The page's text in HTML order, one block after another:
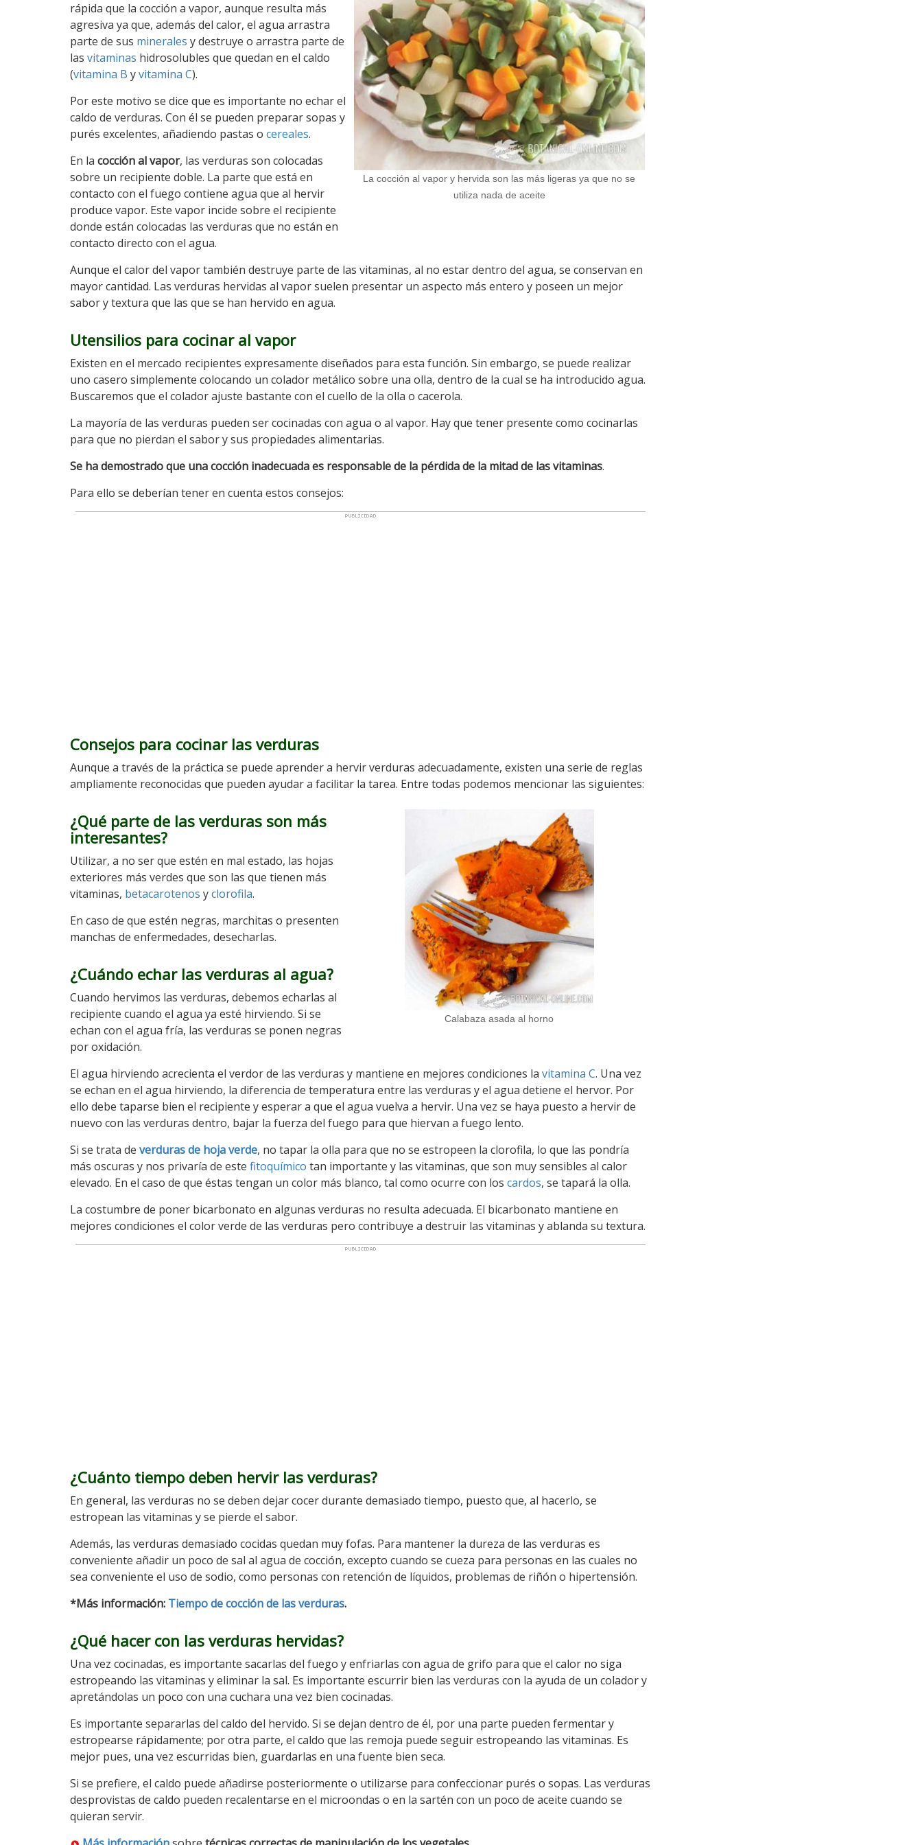
La cocción al vapor y hervida son las más ligeras ya que no se
utiliza nada de aceite
rápida que la cocción a vapor, aunque resulta más
agresiva ya que, además del calor, el agua arrastra
parte de sus minerales y destruye o arrastra parte de
las vitaminas hidrosolubles que quedan en el caldo
(vitamina B yvitamina C).
Por este motivo se dice que es importante no echar el
caldo de verduras. Con él se pueden preparar sopas y
purés excelentes, añadiendo pastas o cereales.
En la cocción al vapor, las verduras son colocadas
sobre un recipiente doble. La parte que está en
contacto con el fuego contiene agua que al hervir
produce vapor. Este vapor incide sobre el recipiente
donde están colocadas las verduras que no están en
contacto directo con el agua.
Aunque el calor del vapor también destruye parte de las vitaminas, al no estar dentro del agua, se conservan en
mayor cantidad. Las verduras hervidas al vapor suelen presentar un aspecto más entero y poseen un mejor
sabor y textura que las que se han hervido en agua.
Utensilios para cocinar al vapor
Existen en el mercado recipientes expresamente diseñados para esta función. Sin embargo, se puede realizar
uno casero simplemente colocando un colador metálico sobre una olla, dentro de la cual se ha introducido agua.
Buscaremos que el colador ajuste bastante con el cuello de la olla o cacerola.
La mayoría de las verduras pueden ser cocinadas con agua o al vapor. Hay que tener presente como cocinarlas
para que no pierdan el sabor y sus propiedades alimentarias.
Se ha demostrado que una cocción inadecuada es responsable de la pérdida de la mitad de las vitaminas.
Para ello se deberían tener en cuenta estos consejos:
Consejos para cocinar las verduras
Aunque a través de la práctica se puede aprender a hervir verduras adecuadamente, existen una serie de reglas
ampliamente reconocidas que pueden ayudar a facilitar la tarea. Entre todas podemos mencionar las siguientes:
Calabaza asada al horno
¿Qué parte de las verduras son más
interesantes?
Utilizar, a no ser que estén en mal estado, las hojas
exteriores más verdes que son las que tienen más
vitaminas, betacarotenos yclorofila.
En caso de que estén negras, marchitas o presenten
manchas de enfermedades, desecharlas.
¿Cuándo echar las verduras al agua?
Cuando hervimos las verduras, debemos echarlas al
recipiente cuando el agua ya esté hirviendo. Si se
echan con el agua fría, las verduras se ponen negras
por oxidación.
El agua hirviendo acrecienta el verdor de las verduras y mantiene en mejores condiciones la vitamina C. Una vez
se echan en el agua hirviendo, la diferencia de temperatura entre las verduras y el agua detiene el hervor. Por
ello debe taparse bien el recipiente y esperar a que el agua vuelva a hervir. Una vez se haya puesto a hervir de
nuevo con las verduras dentro, bajar la fuerza del fuego para que hiervan a fuego lento.
Si se trata de verduras de hoja verde, no tapar la olla para que no se estropeen la clorofila, lo que las pondría
más oscuras y nos privaría de este fitoquímico tan importante y las vitaminas, que son muy sensibles al calor
elevado. En el caso de que éstas tengan un color más blanco, tal como ocurre con los cardos, se tapará la olla.
La costumbre de poner bicarbonato en algunas verduras no resulta adecuada. El bicarbonato mantiene en
mejores condiciones el color verde de las verduras pero contribuye a destruir las vitaminas y ablanda su textura.
¿Cuánto tiempo deben hervir las verduras?
En general, las verduras no se deben dejar cocer durante demasiado tiempo, puesto que, al hacerlo, se
estropean las vitaminas y se pierde el sabor.
Además, las verduras demasiado cocidas quedan muy fofas. Para mantener la dureza de las verduras es
conveniente añadir un poco de sal al agua de cocción, excepto cuando se cueza para personas en las cuales no
sea conveniente el uso de sodio, como personas con retención de líquidos, problemas de riñón o hipertensión.
*Más información: Tiempo de cocción de las verduras.
¿Qué hacer con las verduras hervidas?
Una vez cocinadas, es importante sacarlas del fuego y enfriarlas con agua de grifo para que el calor no siga
estropeando las vitaminas y eliminar la sal. Es importante escurrir bien las verduras con la ayuda de un colador y
apretándolas un poco con una cuchara una vez bien cocinadas.
Es importante separarlas del caldo del hervido. Si se dejan dentro de él, por una parte pueden fermentar y
estropearse rápidamente; por otra parte, el caldo que las remoja puede seguir estropeando las vitaminas. Es
mejor pues, una vez escurridas bien, guardarlas en una fuente bien seca.
Si se prefiere, el caldo puede añadirse posteriormente o utilizarse para confeccionar purés o sopas. Las verduras
desprovistas de caldo pueden recalentarse en el microondas o en la sartén con un poco de aceite cuando se
quieran servir.